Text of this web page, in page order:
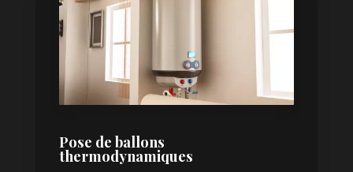
Pose de ballons
thermodynamiques